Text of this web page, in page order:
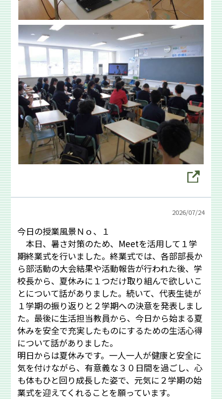
2026/07/24
今日の授業風景Ｎｏ、１
本日、暑さ対策のため、Meetを活用して１学
期終業式を行いました。終業式では、各部部長か
ら部活動の大会結果や活動報告が行われた後、学
校長から、夏休みに１つだけ取り組んで欲しいこ
とについて話がありました。続いて、代表生徒が
１学期の振り返りと２学期への決意を発表しまし
た。最後に生活担当教員から、今日から始まる夏
休みを安全で充実したものにするための生活心得
について話がありました。
明日からは夏休みです。一人一人が健康と安全に
気を付けながら、有意義な３０日間を過ごし、心
も体もひと回り成長した姿で、元気に２学期の始
業式を迎えてくれることを願っています。